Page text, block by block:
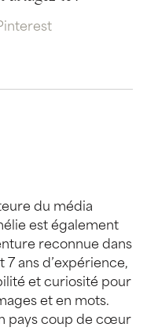
du média
est également
reconnue dans
7 ans d’expérience,
et curiosité pour
et en mots.
pays coup de cœur